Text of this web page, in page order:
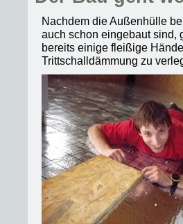
Nachdem die Außenhülle
auch schon eingebaut sind,
bereits einige fleißige
Trittschalldämmung zu